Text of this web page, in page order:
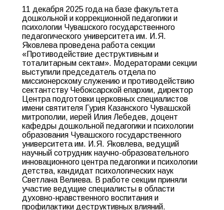
11 декабря 2025 года на базе факультета
дошкольной и коррекционной педагогики и
психологии Чувашского государственного
педагогического университета им. И.Я.
Яковлева проведена работа секции
«Противодействие деструктивным и
тоталитарным сектам». Модераторами секции
выступили председатель отдела по
миссионерскому служению и противодействию
сектантству Чебоксарской епархии, директор
Центра подготовки церковных специалистов
имени святителя Гурия Казанского Чувашской
митрополии, иерей Илия Лебедев, доцент
кафедры дошкольной педагогики и психологии
образования Чувашского государственного
университета им. И.Я. Яковлева, ведущий
научный сотрудник научно-образовательного
инновационного центра педагогики и психологии
детства, кандидат психологических наук
Светлана Велиева. В работе секции приняли
участие ведущие специалисты в области
духовно-нравственного воспитания и
профилактики деструктивных влияний.